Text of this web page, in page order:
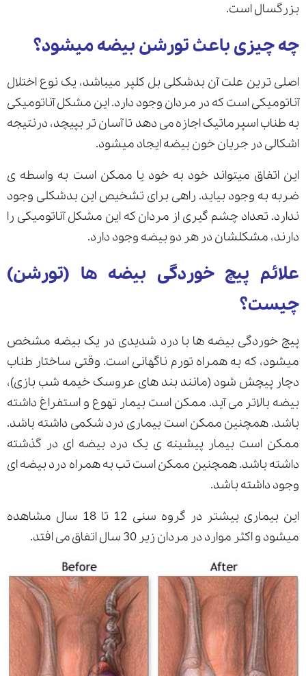
بزرگسال است.
چه چیزی باعث تورشن بیضه میشود؟
اصلی ترین علت آن بدشکلی بل کلپر میباشد، یک نوع اختلال
آناتومیکی است که در مردان وجود دارد. این مشکل آناتومیکی
به طناب اسپرماتیک اجازه می دهد تا آسان تر بپیچد، درنتیجه
اشکالی در جریان خون بیضه ایجاد میشود.
این اتفاق میتواند خود به خود یا ممکن است به واسطه ی
ضربه به وجود بیاید. راهی برای تشخیص این بدشکلی وجود
ندارد. تعداد چشم گیری از مردان که این مشکل آناتومیکی را
دارند، مشکلشان در هر دو بیضه وجود دارد.
علائم پیچ خوردگی بیضه ها (تورشن)
چیست؟
پیچ خوردگی بیضه ها با درد شدیدی در یک بیضه مشخص
میشود، که به همراه تورم ناگهانی است. وقتی ساختار طناب
دچار پیچش شود (مانند بند های عروسک خیمه شب بازی)،
بیضه بالاتر می آید. ممکن است بیمار تهوع و استفراغ داشته
باشد. همچنین ممکن است بیماری درد شکمی داشته باشد.
ممکن است بیمار پیشینه ی یک درد بیضه ای در گذشته
داشته باشد. همچنین ممکن است تب به همراه درد بیضه ای
وجود داشته باشد.
این بیماری بیشتر در گروه سنی 12 تا 18 سال مشاهده
میشود و اکثر موارد در مردان زیر 30 سال اتفاق می افتد.